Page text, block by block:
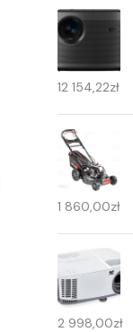
12 154,22zł
1 860,00zł
2 998,00zł